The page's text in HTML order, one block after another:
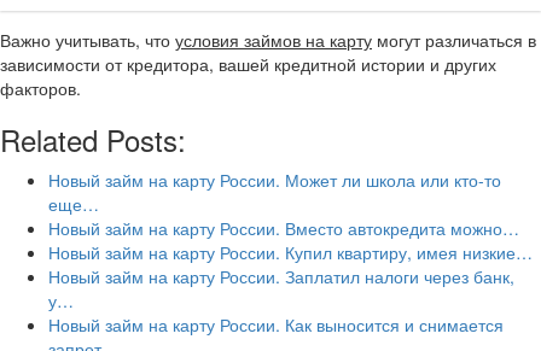
Важно учитывать, что условия займов на карту могут различаться в
зависимости от кредитора, вашей кредитной истории и других
факторов.
Related Posts:
Новый займ на карту России. Может ли школа или кто-то
еще…
Новый займ на карту России. Вместо автокредита можно…
Новый займ на карту России. Купил квартиру, имея низкие…
Новый займ на карту России. Заплатил налоги через банк,
у…
Новый займ на карту России. Как выносится и снимается